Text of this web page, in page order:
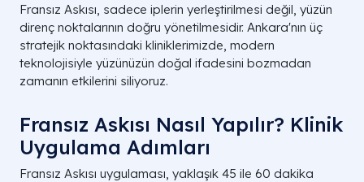
Fransız Askısı, sadece iplerin yerleştirilmesi değil, yüzün
direnç noktalarının doğru yönetilmesidir. Ankara'nın üç
stratejik noktasındaki kliniklerimizde, modern
teknolojisiyle yüzünüzün doğal ifadesini bozmadan
zamanın etkilerini siliyoruz.
Fransız Askısı Nasıl Yapılır? Klinik
Uygulama Adımları
Fransız Askısı uygulaması, yaklaşık 45 ile 60 dakika